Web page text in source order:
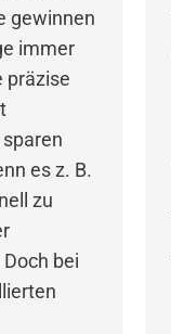
gewinnen
immer
präzise
es z. B.
zu
bei